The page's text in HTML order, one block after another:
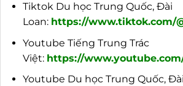
Tiktok Du học Trung Quốc, Đài
Loan: https://www.tiktok.com/
Youtube Tiếng Trung Trác
Việt: https://
Youtube Du học Trung Quốc, Đài